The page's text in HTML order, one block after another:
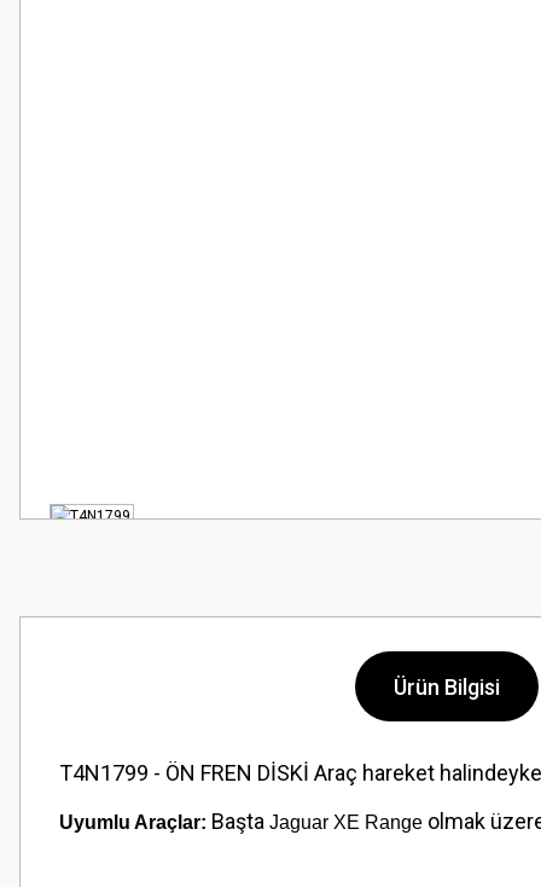
Ürün Bilgisi
T4N1799 - ÖN FREN DİSKİ Araç hareket
Uyumlu Araçlar: Başta Jaguar XE Range olmak